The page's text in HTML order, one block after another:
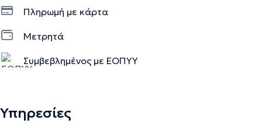
Πληρωμή με κάρτα
Μετρητά
Συμβεβλημένος με ΕΟΠΥΥ
Υπηρεσίες